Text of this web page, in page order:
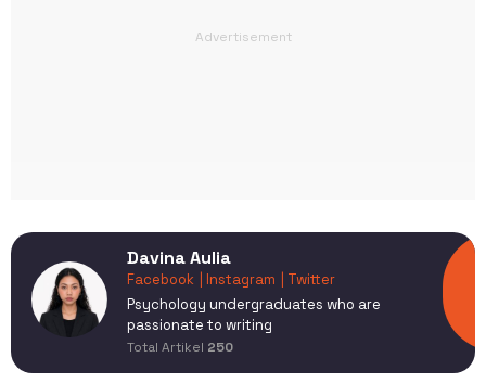
Davina Aulia
Facebook | Instagram
| Twitter
Psychology undergraduates who are
passionate to writing
Total Artikel 250